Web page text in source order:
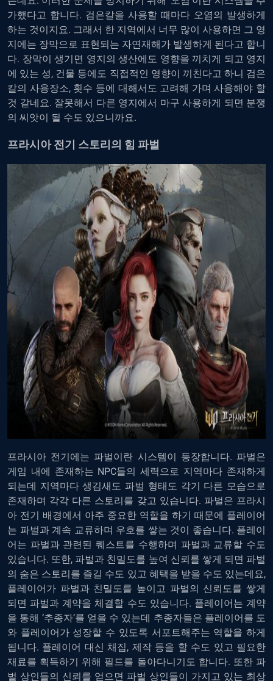
가했다고 합니다. 검은칼을 사용할 때마다 오염의 발생하게
하는 것이지요. 그래서 한 지역에서 너무 많이 사용하면 그 영
지에는 장막으로 표현되는 자연재해가 발생하게 된다고 합니
다. 장막이 생기면 영지의 생산에도 영향을 끼치게 되고 영지
에 있는 성, 건물 등에도 직접적인 영향이 끼친다고 하니 검은
칼의 사용장소, 횟수 등에 대해서도 고려해 가며 사용해야 할
것 같네요. 잘못해서 다른 영지에서 마구 사용하게 되면 분쟁
의 씨앗이 될 수도 있으니까요.
프라시아 전기 스토리의 힘 파벌
프라시아 전기에는 파벌이란 시스템이 등장합니다. 파벌은
게임 내에 존재하는 NPC들의 세력으로 지역마다 존재하게
되는데 지역마다 생김새도 파벌 형태도 각기 다른 모습으로
존재하며 각각 다른 스토리를 갖고 있습니다. 파벌은 프라시
아 전기 배경에서 아주 중요한 역할을 하기 때문에 플레이어
는 파벌과 계속 교류하며 우호를 쌓는 것이 좋습니다. 플레이
어는 파벌과 관련된 퀘스트를 수행하며 파벌과 교류할 수도
있습니다. 또한, 파벌과 친밀도를 높여 신뢰를 쌓게 되면 파벌
의 숨은 스토리를 즐길 수도 있고 혜택을 받을 수도 있는데요,
플레이어가 파벌과 친밀도를 높이고 파벌의 신뢰도를 쌓게
되면 파벌과 계약을 체결할 수도 있습니다. 플레이어는 계약
을 통해 ‘추종자’를 얻을 수 있는데 추종자들은 플레이어를 도
와 플레이어가 성장할 수 있도록 서포트해주는 역할을 하게
됩니다. 플레이어 대신 채집, 제작 등을 할 수도 있고 필요한
재료를 획득하기 위해 필드를 돌아다니기도 합니다. 또한 파
벌 상인들의 신뢰를 얻으면 파벌 상인들이 가지고 있는 최상